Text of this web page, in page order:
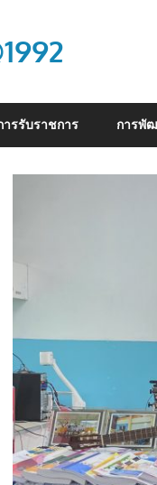
ารรับราชการ การพั